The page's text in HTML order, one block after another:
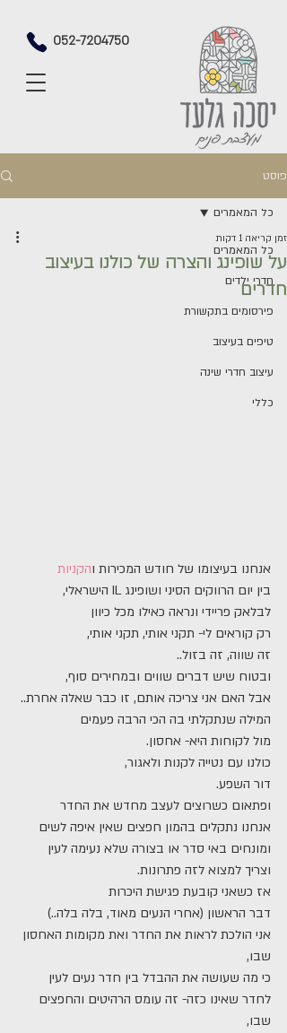
052-7204750
פוסט
כל המאמרים
חדרי ילדים
פירסומים בתקשורת
טיפים בעיצוב
עיצוב חדרי שינה
כללי
כל המאמרים
על שופינג והצרה של כולנו בעיצוב
חדרים
זמן קריאה 1 דקות
אנחנו בעיצומו של חודש המכירות והקניות
בין יום הרווקים הסיני ושופינג IL הישראלי,
לבלאק פריידי ונראה כאילו מכל כיוון
רק קוראים לי- תקני אותי, תקני אותי,
זה שווה, זה בזול..
ובטוח שיש דברים שווים ובמחירים סוף,
אבל האם אני צריכה אותם, זו כבר שאלה אחרת..
המילה שנתקלתי בה הכי הרבה פעמים
מול לקוחות היא- אחסון.
כולנו עם נטייה לקנות ולאגור,
דור השפע.
ופתאום כשרוצים לעצב מחדש את החדר
אנחנו נתקלים בהמון חפצים שאין איפה לשים
ומונחים באי סדר או בצורה שלא נעימה לעין
וצריך למצוא לזה פתרונות.
אז כשאני קובעת פגישת היכרות
דבר הראשון (אחרי הנעים מאוד, בלה בלה..)
אני הולכת לראות את החדר ואת מקומות האחסון
שבו,
כי מה שעושה את ההבדל בין חדר נעים לעין
לחדר שאינו כזה- זה עומס הרהיטים והחפצים
שבו,